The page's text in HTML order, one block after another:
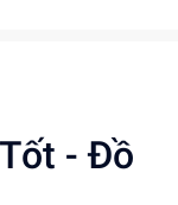
- Đồ